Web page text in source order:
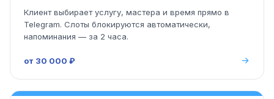
Клиент выбирает услугу, мастера и время прямо в
Telegram. Слоты блокируются автоматически,
напоминания — за 2 часа.
от 30 000 ₽